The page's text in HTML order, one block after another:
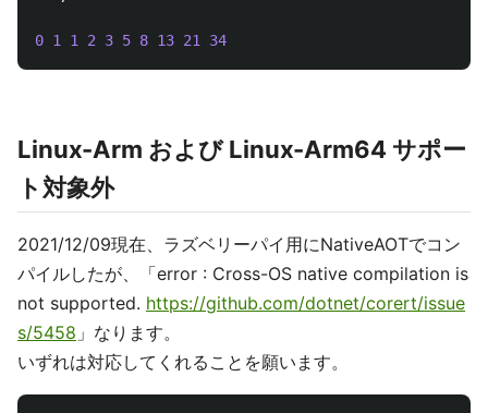
0 1 1 2 3 5 8 13 21 34
Linux-Arm および Linux-Arm64 サポー
ト対象外
2021/12/09現在、ラズベリーパイ用にNativeAOTでコン
パイルしたが、「error : Cross-OS native compilation is
not supported. https://github.com/dotnet/corert/issue
s/5458 」なります。
いずれは対応してくれることを願います。